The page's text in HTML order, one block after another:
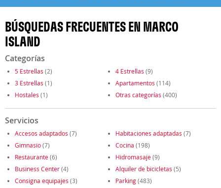
BÚSQUEDAS FRECUENTES EN MARCO
ISLAND
Categorías
5 Estrellas (2) 4 Estrellas (9)
3 Estrellas (1) Apartamentos (114)
Hostales (1) Otras categorías (400)
Servicios
Accesos adaptados (7) Habitaciones adaptadas (7)
Gimnasio(7) Cocina (198)
Restaurante(6) Hidromasaje(9)
Business Center(4) Alquiler de bicicletas (5)
Consigna equipajes (3) Parking(483)